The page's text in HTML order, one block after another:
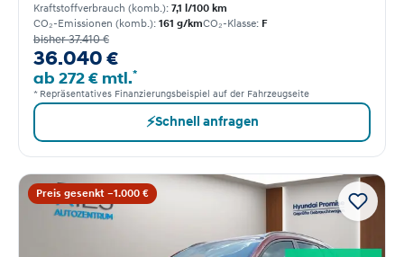
Kraftstoffverbrauch (komb.): 7,1 l/100 km
CO₂-Emissionen (komb.): 161 g/kmCO₂-Klasse: F
bisher 37.410 €
36.040 €
ab 272 € mtl.*
* Repräsentatives Finanzierungsbeispiel auf der Fahrzeugseite
⚡Schnell anfragen
Preis gesenkt −1.000 €